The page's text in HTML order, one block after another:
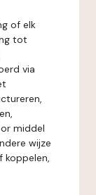
of elk
tot
via
middel
wijze
koppelen,